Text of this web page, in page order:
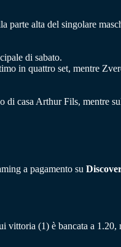
parte alta del singolare
di sabato.
in quattro set, mentre
di casa Arthur Fils, mentre
a pagamento su
(1) è bancata a 1.20,